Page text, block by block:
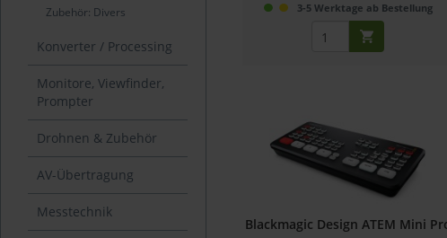
Zubehör: Divers
Konverter / Processing
Monitore, Viewfinder,
Prompter
Drohnen & Zubehör
AV-Übertragung
Messtechnik
3-5 Werktage ab Bestellung
Blackmagic Design ATEM Mini